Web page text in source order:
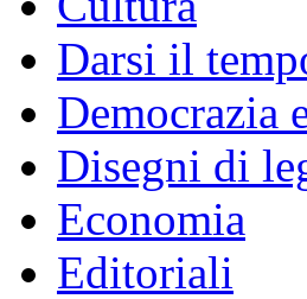
Darsi il
Democrazia
Disegni di
Economia
Editoriali